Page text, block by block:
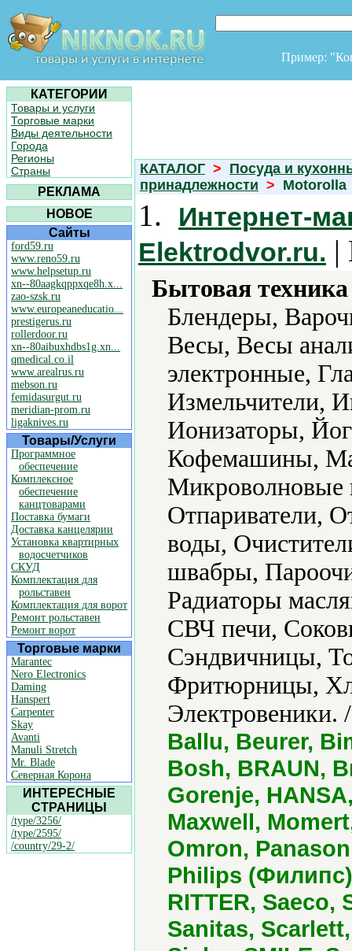
Пример:
КАТЕГОРИИ
Товары и услуги
Торговые марки
Виды деятельности
Города
Регионы
Страны
РЕКЛАМА
НОВОЕ
Сайты
ford59.ru
www.reno59.ru
www.helpsetup.ru
xn--80aagkqppxqe8h.x...
zao-szsk.ru
www.europeaneducatio...
prestigerus.ru
rollerdoor.ru
xn--80aibuxhdbs1g.xn...
qmedical.co.il
www.arealrus.ru
mebson.ru
femidasurgut.ru
meridian-prom.ru
ligaknives.ru
Товары/Услуги
Программное
обеспечение
Комплексное
обеспечение
канцтоварами
Поставка бумаги
Доставка канцелярии
Установка квартирных
водосчетчиков
СКУД
Комплектация для
рольставен
Комплектация для ворот
Ремонт рольставен
Ремонт ворот
Торговые марки
Marantec
Nero Electronics
Daming
Hanspert
Carpenter
Skay
Avanti
Manuli Stretch
Mr. Blade
Северная Корона
ИНТЕРЕСНЫЕ
СТРАНИЦЫ
/type/3256/
/type/2595/
/country/29-2/
КАТАЛОГ > Посуда и
принадлежности > Motorolla
1.
Интернет-
Elektrodvor.ru. |
Бытовая
Блендеры,
Весы, Весы
электронные,
Измельчители,
Ионизаторы,
Кофемашины,
Микроволновые
Отпариватели,
воды,
швабры,
Радиаторы
СВЧ печи,
Сэндвичницы,
Фритюрницы,
Электровеники.
Ballu, Beurer,
Bosh, BRAUN,
Gorenje,
Maxwell,
Omron,
Philips
RITTER, Saeco,
Sanitas,